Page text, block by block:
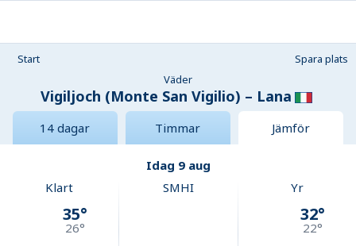
Start
Spara plats
Väder
Vigiljoch (Monte San Vigilio) – Lana
14 dagar Timmar Jämför
Idag 9 aug
Klart
35°
26°
SMHI Yr
32°
22°